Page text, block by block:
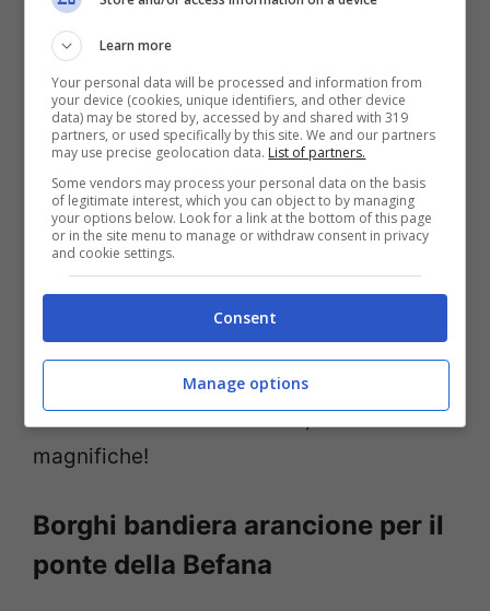
Altra idea per unavacanza rilassante
durante il ponte dell’Epifania
essere quella di tuffarsi – almeno
metaforicamente – nellamontagna.
Decidere di trascorrere questi giorni
immersi nella natura è una delle soluzioni
in assoluto più zen che possiate prendere.
Dolci paesaggi, maestosi panorami, vette
innevate e aria pulita. Respirate a pieni
polmoni e siate scaltri: evitate mete pop e
scoprite invece delle destinazioni
nettamente meno turistiche, ma altrettanto
magnifiche!
Borghi bandiera arancione per il
ponte della Befana
Learn more
Your personal data will be processed and information from
your device (cookies, unique identifiers, and other device
data) may be stored by, accessed by and shared with 319
partners, or used specifically by this site. We and our partners
may use precise geolocation data. List of partners.
Some vendors may process your personal data on the basis
of legitimate interest, which you can object to by managing
your options below. Look for a link at the bottom of this page
or in the site menu to manage or withdraw consent in privacy
and cookie settings.
Consent
Manage options